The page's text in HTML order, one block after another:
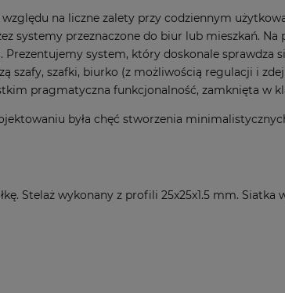
na liczne zalety przy codziennym
systemy przeznaczone do biur lub mieszkań.
Prezentujemy system, który doskonale
szafy, szafki, biurko (z możliwością regulacji i
pragmatyczna funkcjonalność, zamknięta w
była chęć stworzenia
Stelaż wykonany z profili 25x25x1.5 mm.